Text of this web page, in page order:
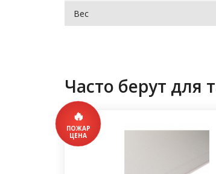
Вес
Часто берут для